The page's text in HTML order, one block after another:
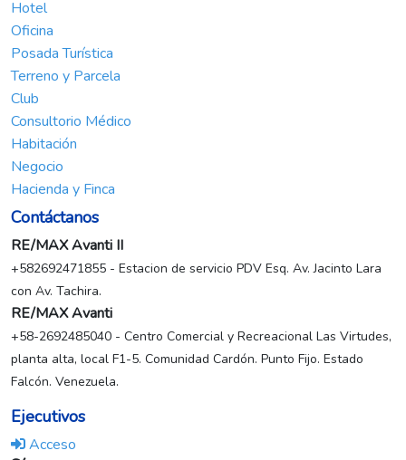
Hotel
Oficina
Posada Turística
Terreno y Parcela
Club
Consultorio Médico
Habitación
Negocio
Hacienda y Finca
Contáctanos
RE/MAX Avanti II
+582692471855 - Estacion de servicio PDV Esq. Av. Jacinto Lara
con Av. Tachira.
RE/MAX Avanti
+58-2692485040 - Centro Comercial y Recreacional Las Virtudes,
planta alta, local F1-5. Comunidad Cardón. Punto Fijo. Estado
Falcón. Venezuela.
Ejecutivos
Acceso